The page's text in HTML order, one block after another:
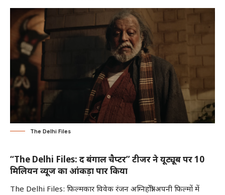
The Delhi Files
“The Delhi Files: द बंगाल चैप्टर” टीजर ने यूट्यूब पर 10
मिलियन व्यूज का आंकड़ा पार किया
The Delhi Files: फिल्मकार विवेक रंजन अग्निहोत्री अपनी फिल्मों में